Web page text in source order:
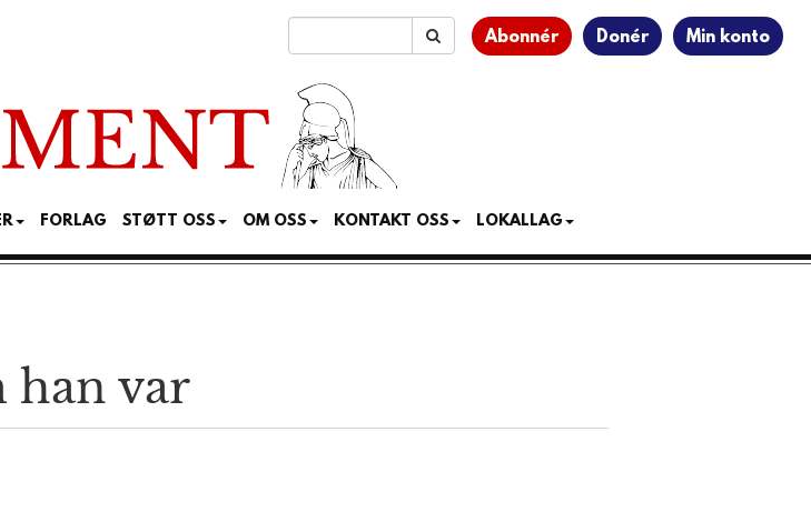
Abonnér Donér Min konto
FORLAG STØTT OSS OM OSS KONTAKT OSS LOKALLAG
han var